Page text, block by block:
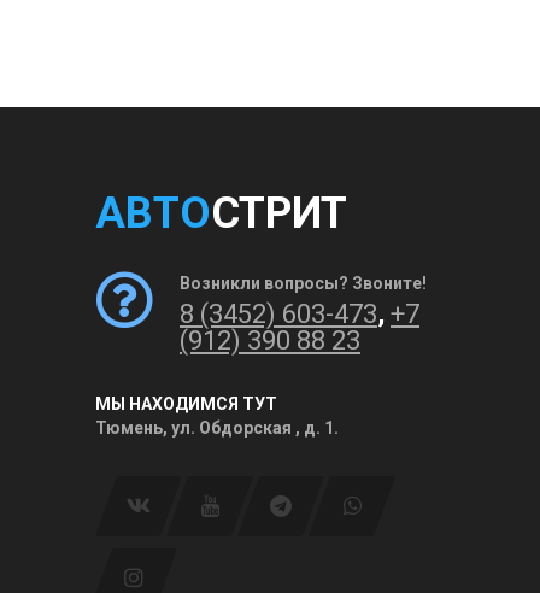
АВТОСТРИТ
Возникли вопросы? Звоните!
8 (3452) 603-473, +7
(912) 390 88 23
МЫ НАХОДИМСЯ ТУТ
Тюмень, ул. Обдорская , д. 1.